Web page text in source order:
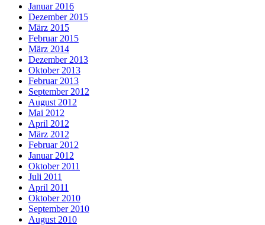
Januar 2016
Dezember 2015
März 2015
Februar 2015
März 2014
Dezember 2013
Oktober 2013
Februar 2013
September 2012
August 2012
Mai 2012
April 2012
März 2012
Februar 2012
Januar 2012
Oktober 2011
Juli 2011
April 2011
Oktober 2010
September 2010
August 2010